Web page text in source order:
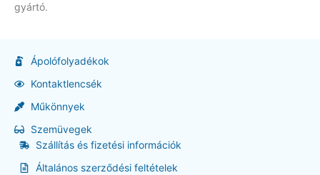
gyártó.
Ápolófolyadékok
Kontaktlencsék
Műkönnyek
Szemüvegek
Szállítás és fizetési információk
Általános szerződési feltételek